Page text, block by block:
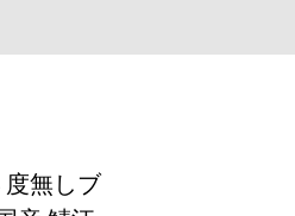
度無しブ